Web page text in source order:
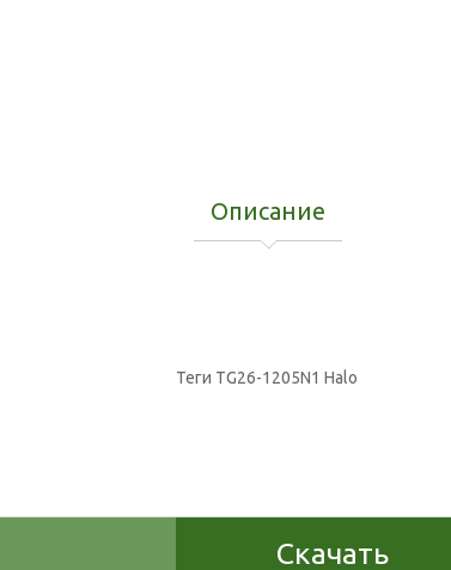
Описание
Теги TG26-1205N1 Halo
Скачать